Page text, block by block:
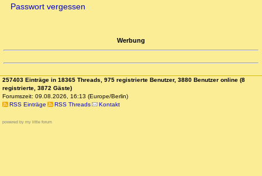
Passwort vergessen
Werbung
257403 Einträge in 18365 Threads, 975 registrierte Benutzer, 3880 Benutzer online (8
registrierte, 3872 Gäste)
Forumszeit: 09.08.2026, 16:13 (Europe/Berlin)
RSS Einträge
RSS Threads Kontakt
powered by my little forum